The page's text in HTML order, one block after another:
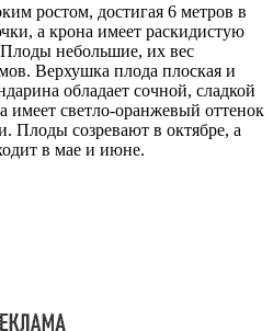
ростом, достигая 6 метров в
а крона имеет раскидистую
небольшие, их вес
Верхушка плода плоская и
обладает сочной, сладкой
имеет светло-оранжевый оттенок
Плоды созревают в октябре, а
в мае и июне.